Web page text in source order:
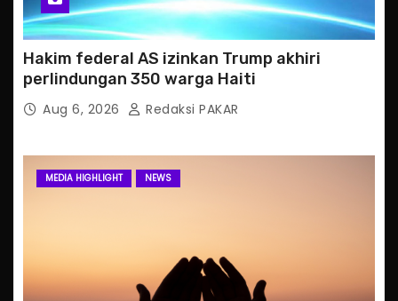
Hakim federal AS izinkan Trump akhiri
perlindungan 350 warga Haiti
Aug 6, 2026 Redaksi PAKAR
MEDIA HIGHLIGHT NEWS